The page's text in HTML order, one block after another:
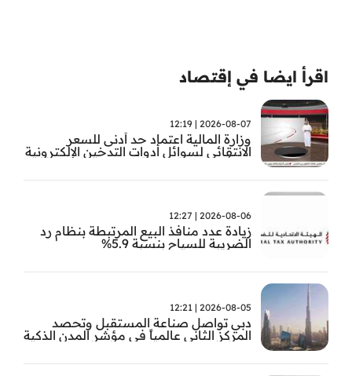
اقرأ ايضا في إقتصاد
2026-08-07 | 12:19
وزارة المالية اعتماد حد أدنى للسعر
الانتقائي لسوائل أدوات التدخين الإلكترونية
2026-08-06 | 12:27
زيادة عدد منافذ البيع المرتبطة بنظام رد
الضريبة للسياح بنسبة 5.9%
2026-08-05 | 12:21
دبي تواصل صناعة المستقبل وتحصد
المركز الثاني عالمياً في مؤشر المدن الذكية